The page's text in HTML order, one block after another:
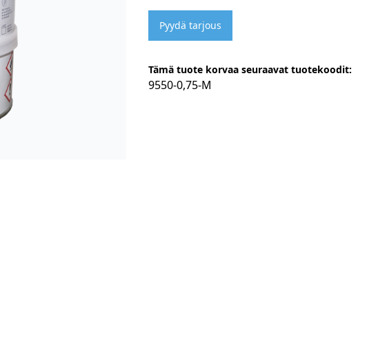
Pyydä tarjous
Tämä tuote korvaa seuraavat tuotekoodit:
9550-0,75-M